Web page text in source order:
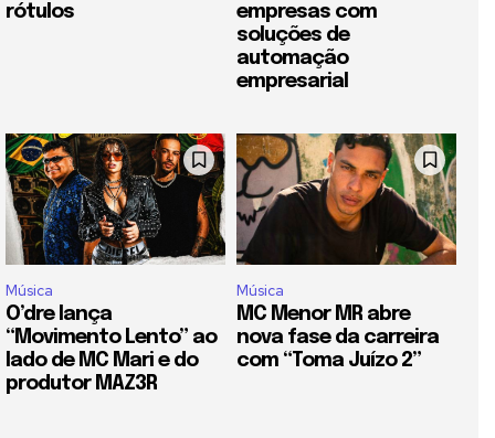
rótulos
empresas com
soluções de
automação
empresarial
Música
O’dre lança
“Movimento Lento” ao
lado de MC Mari e do
produtor MAZ3R
Música
MC Menor MR abre
nova fase da carreira
com “Toma Juízo 2”